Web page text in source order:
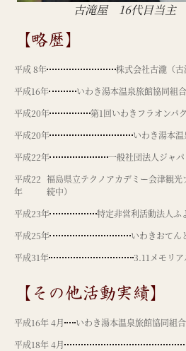
古滝屋 16代目当
【略歴】
平成 8年
株式会社古瀧（古
平成16年
いわき湯本温泉旅館協同組
平成20年
第1回いわきフラオンパ
平成20年
いわき湯本温
平成22年
一般社団法人ジャ
平成22
年
福島県立テクノアカデミー会津観光
続中）
平成23年
特定非営利活動法人ふ
平成25年
いわきおてん
平成31年
3.11メモリア
【その他活動実績】
平成16年 4月
いわき湯本温泉旅館協同組
平成18年 4月